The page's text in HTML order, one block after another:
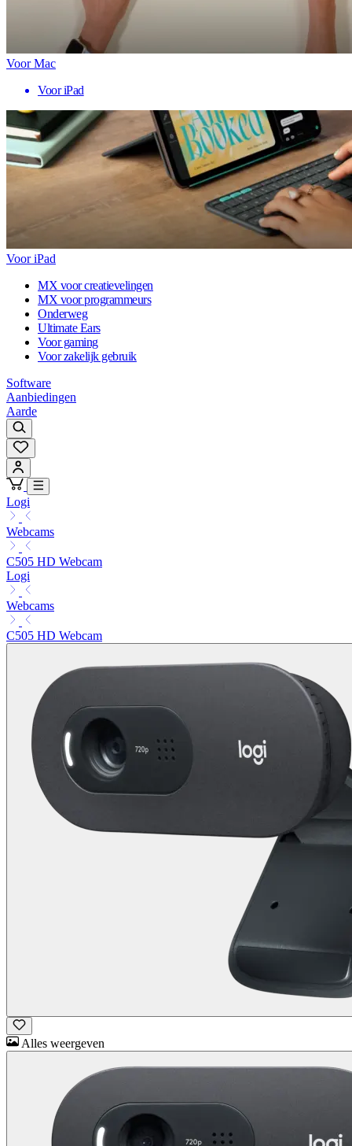
Voor Mac
Voor iPad
Voor iPad
MX voor creatievelingen
MX voor programmeurs
Onderweg
Ultimate Ears
Voor gaming
Voor zakelijk gebruik
Software
Aanbiedingen
Aarde
Logi
Webcams
C505 HD Webcam
Logi
Webcams
C505 HD Webcam
Alles weergeven